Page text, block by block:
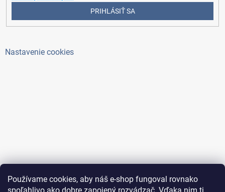
Používame cookies, aby náš e-shop fungoval rovnako
PRIHLÁSIŤ SA
Nastavenie cookies